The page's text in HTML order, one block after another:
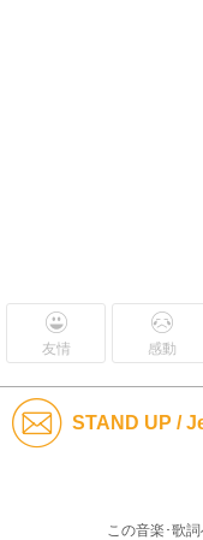
友情 感動
STAND UP /
この音楽･歌